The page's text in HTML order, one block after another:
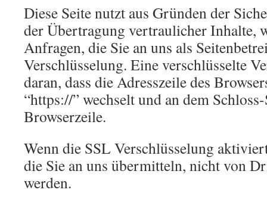
Diese Seite nutzt aus Gründen der
der Übertragung vertraulicher Inhalte,
Anfragen, die Sie an uns als
Verschlüsselung. Eine verschlüsselte
daran, dass die Adresszeile des
“https://” wechselt und an dem
Browserzeile.
Wenn die SSL Verschlüsselung
die Sie an uns übermitteln, nicht von
werden.